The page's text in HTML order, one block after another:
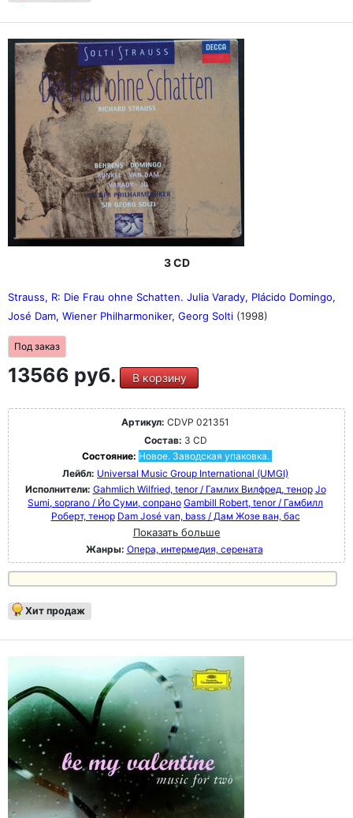
3 CD
Strauss, R: Die Frau ohne Schatten. Julia Varady, Plácido Domingo,
José Dam, Wiener Philharmoniker, Georg Solti (1998)
Под заказ
13566 руб. В корзину
Артикул: CDVP 021351
Состав: 3 CD
Состояние: Новое. Заводская упаковка.
Лейбл: Universal Music Group International (UMGI)
Исполнители: Gahmlich Wilfried, tenor / Гамлих Вилфред, тенор Jo
Sumi, soprano / Йо Суми, сопрано Gambill Robert, tenor / Гамбилл
Роберт, тенор Dam José van, bass / Дам Жозе ван, бас
Показать больше
Жанры: Опера, интермедия, серената
Хит продаж